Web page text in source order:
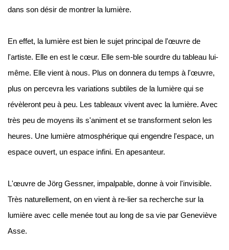
dans son désir de montrer la lumière.
En effet, la lumière est bien le sujet principal de l'œuvre de
l'artiste. Elle en est le cœur. Elle sem-ble sourdre du tableau lui-
même. Elle vient à nous. Plus on donnera du temps à l'œuvre,
plus on percevra les variations subtiles de la lumière qui se
révèleront peu à peu. Les tableaux vivent avec la lumière. Avec
très peu de moyens ils s'animent et se transforment selon les
heures. Une lumière atmosphérique qui engendre l'espace, un
espace ouvert, un espace infini. En apesanteur.
L'œuvre de Jörg Gessner, impalpable, donne à voir l'invisible.
Très naturellement, on en vient à re-lier sa recherche sur la
lumière avec celle menée tout au long de sa vie par Geneviève
Asse.